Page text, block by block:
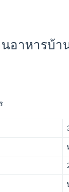
อาหารบ้า